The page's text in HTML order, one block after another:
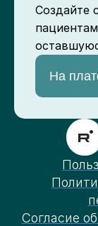
Создайте
На
Согласие